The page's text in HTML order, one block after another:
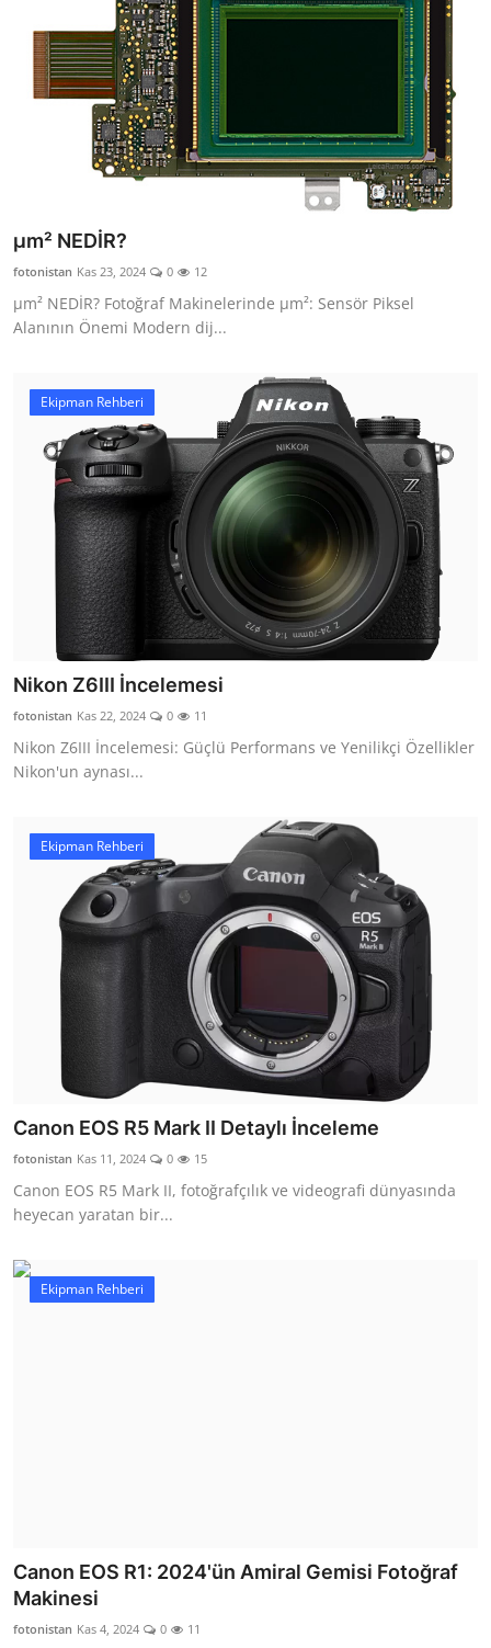
µm² NEDİR?
fotonistan Kas 23, 2024 0 12
µm² NEDİR? Fotoğraf Makinelerinde µm²: Sensör Piksel
Alanının Önemi Modern dij...
Ekipman Rehberi
Nikon Z6III İncelemesi
fotonistan Kas 22, 2024 0 11
Nikon Z6III İncelemesi: Güçlü Performans ve Yenilikçi Özellikler
Nikon'un aynası...
Ekipman Rehberi
Canon EOS R5 Mark II Detaylı İnceleme
fotonistan Kas 11, 2024 0 15
Canon EOS R5 Mark II, fotoğrafçılık ve videografi dünyasında
heyecan yaratan bir...
Ekipman Rehberi
Canon EOS R1: 2024'ün Amiral Gemisi Fotoğraf
Makinesi
fotonistan Kas 4, 2024 0 11